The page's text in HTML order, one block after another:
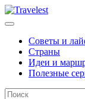
Советы и
Страны
Идеи и
Полезные